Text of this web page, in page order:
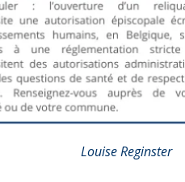
Louise Reginster